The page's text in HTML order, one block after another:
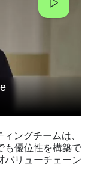
ングチームは、
も優位性を構築で
バリューチェーン